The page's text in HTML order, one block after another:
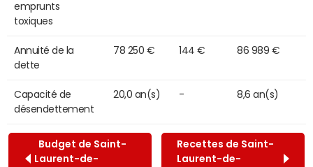
emprunts
toxiques
Annuité de la
dette
78 250 € 144 € 86 989 €
Capacité de
désendettement
20,0 an(s) - 8,6 an(s)
Budget de Saint-
Laurent-de-
Recettes de Saint-
Laurent-de-